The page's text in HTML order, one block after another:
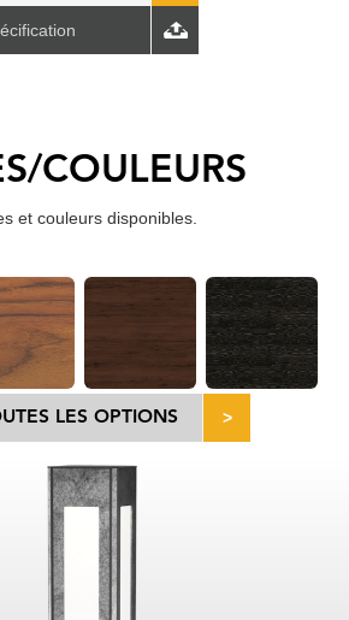
COULEURS
et couleurs disponibles.
LES OPTIONS >